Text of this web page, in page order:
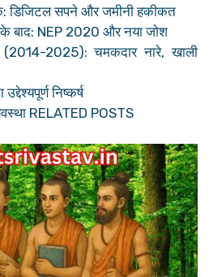
डिजिटल सपने और जमीनी हकीकत
बाद: NEP 2020 और नया जोश
(2014-2025): चमकदार नारे, खाली
निष्कर्ष
RELATED POSTS